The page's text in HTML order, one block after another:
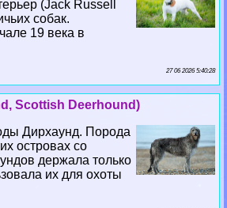
(Jack Russell
собак.
19 века в
27 06 2026 5:40:28
Scottish Deerhound)
Дирхаунд. Порода
островах со
держала только
их для охоты